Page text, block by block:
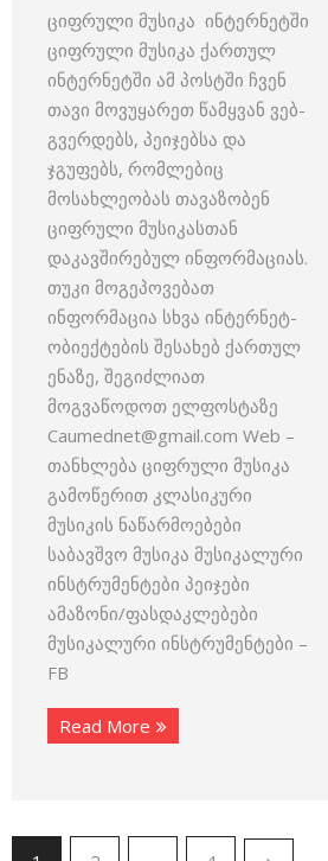
ციფრული მუსიკა ინტერნეტში
ციფრული მუსიკა ქართულ
ინტერნეტში ამ პოსტში ჩვენ
თავი მოვუყარეთ წამყვან ვებ-
გვერდებს, პეიჯებსა და
ჯგუფებს, რომლებიც
მოსახლეობას თავაზობენ
ციფრული მუსიკასთან
დაკავშირებულ ინფორმაციას.
თუკი მოგეპოვებათ
ინფორმაცია სხვა ინტერნეტ-
ობიექტების შესახებ ქართულ
ენაზე, შეგიძლიათ
მოგვაწოდოთ ელფოსტაზე
Caumednet@gmail.com Web –
თანხლება ციფრული მუსიკა
გამოწერით კლასიკური
მუსიკის ნაწარმოებები
საბავშვო მუსიკა მუსიკალური
ინსტრუმენტები პეიჯები
ამაზონი/ფასდაკლებები
მუსიკალური ინსტრუმენტები –
FB
Read More